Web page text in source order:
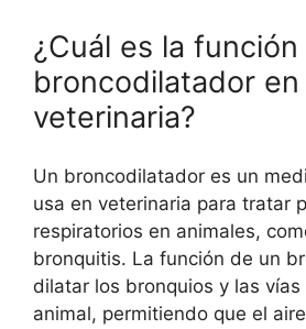
¿Cuál es la
broncodilatador en
veterinaria?
Un broncodilatador es un
usa en veterinaria para tratar
respiratorios en animales,
bronquitis. La función de un
dilatar los bronquios y las
animal, permitiendo que el